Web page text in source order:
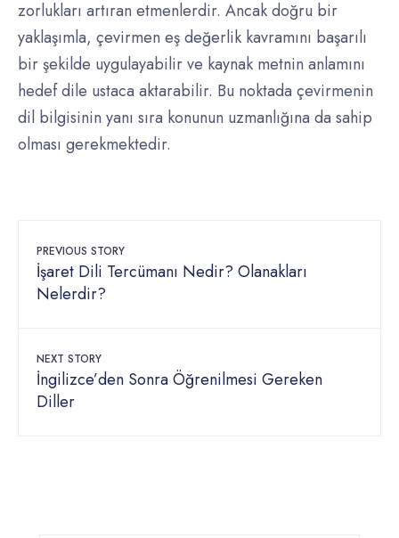
zorlukları artıran etmenlerdir. Ancak doğru bir
yaklaşımla, çevirmen eş değerlik kavramını başarılı
bir şekilde uygulayabilir ve kaynak metnin anlamını
hedef dile ustaca aktarabilir. Bu noktada çevirmenin
dil bilgisinin yanı sıra konunun uzmanlığına da sahip
olması gerekmektedir.
PREVIOUS STORY
İşaret Dili Tercümanı Nedir? Olanakları
Nelerdir?
NEXT STORY
İngilizce’den Sonra Öğrenilmesi Gereken
Diller